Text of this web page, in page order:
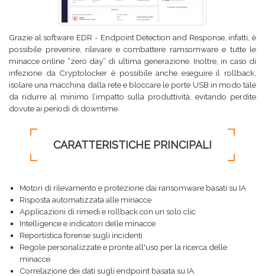
Grazie al software EDR - Endpoint Detection and Response, infatti, è
possibile prevenire, rilevare e combattere ramsomware e tutte le
minacce online “zero day” di ultima generazione. Inoltre, in caso di
infezione da Cryptolocker è possibile anche eseguire il rollback,
isolare una macchina dalla rete e bloccare le porte USB in modo tale
da ridurre al minimo l’impatto sulla produttività, evitando perdite
dovute ai periodi di downtime.
CARATTERISTICHE PRINCIPALI
Motori di rilevamento e protezione dai ransomware basati su IA
Risposta automatizzata alle minacce
Applicazioni di rimedi e rollback con un solo clic
Intelligence e indicatori delle minacce
Reportistica forense sugli incidenti
Regole personalizzate e pronte all'uso per la ricerca delle
minacce
Correlazione dei dati sugli endpoint basata su IA